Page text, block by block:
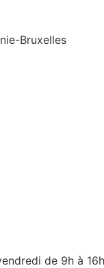
Bruxelles
de 9h à